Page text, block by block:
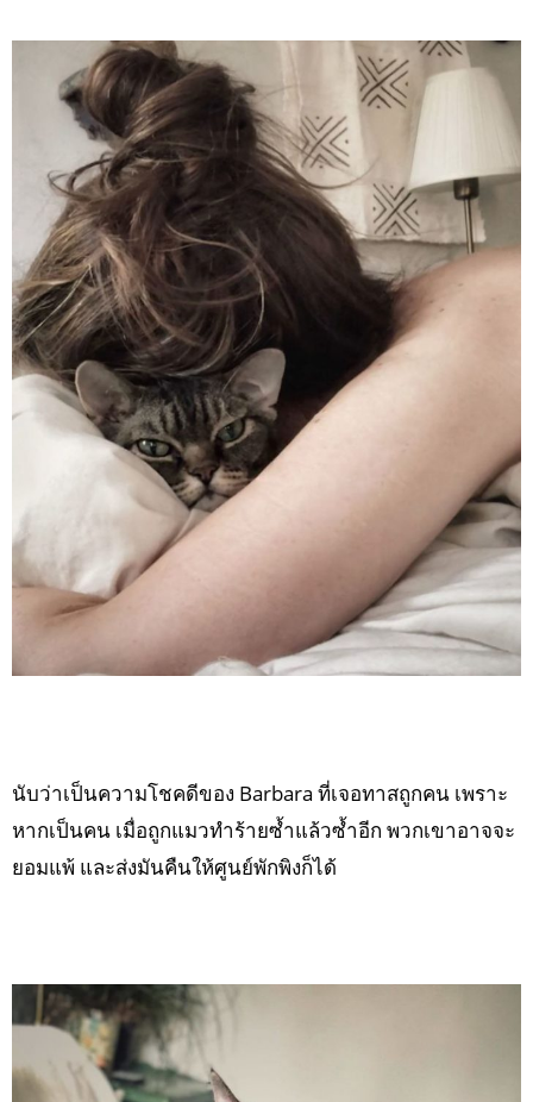
นับว่าเป็นความโชคดีของ Barbara ที่เจอทาสถูกคน เพราะ
หากเป็นคน เมื่อถูกแมวทำร้ายซ้ำแล้วซ้ำอีก พวกเขาอาจจะ
ยอมแพ้ และส่งมันคืนให้ศูนย์พักพิงก็ได้